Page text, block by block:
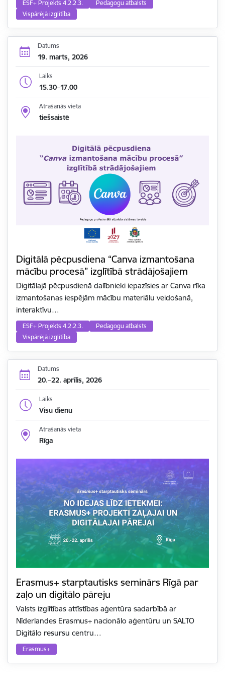
ESF+ Projekts 4.2.2.3.
Pedagogu atbalsts
Vispārējā izglītība
Datums
19. marts, 2026
Laiks
15.30–17.00
Atrašanās vieta
tiešsaistē
Digitālā pēcpusdiena “Canva izmantošana
mācību procesā” izglītībā strādājošajiem
Digitālajā pēcpusdienā dalībnieki iepazīsies ar Canva rīka
izmantošanas iespējām mācību materiālu veidošanā,
interaktīvu…
ESF+ Projekts 4.2.2.3.
Pedagogu atbalsts
Vispārējā izglītība
Datums
20.–22. aprīlis, 2026
Laiks
Visu dienu
Atrašanās vieta
Rīga
Erasmus+ starptautisks seminārs Rīgā par
zaļo un digitālo pāreju
Valsts izglītības attīstības aģentūra sadarbībā ar
Nīderlandes Erasmus+ nacionālo aģentūru un SALTO
Digitālo resursu centru…
Erasmus+